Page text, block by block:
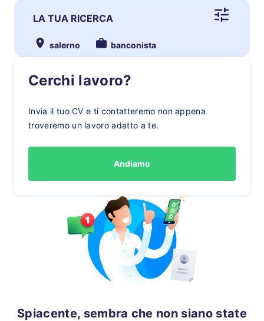
LA TUA RICERCA
salerno banconista
Cerchi lavoro?
Invia il tuo CV e ti contatteremo non appena
troveremo un lavoro adatto a te.
Andiamo
Spiacente, sembra che non siano state